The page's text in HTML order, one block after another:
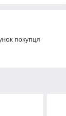
покупця